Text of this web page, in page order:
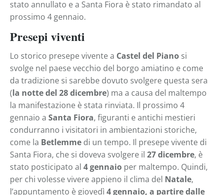
stato annullato e a Santa Fiora è stato rimandato al
prossimo 4 gennaio.
Presepi viventi
Lo storico presepe vivente a Castel del Piano si
svolge nel paese vecchio del borgo amiatino e come
da tradizione si sarebbe dovuto svolgere questa sera
(la notte del 28 dicembre) ma a causa del maltempo
la manifestazione è stata rinviata. Il prossimo 4
gennaio a Santa Fiora, figuranti e antichi mestieri
condurranno i visitatori in ambientazioni storiche,
come la Betlemme di un tempo. Il presepe vivente di
Santa Fiora, che si doveva svolgere il 27 dicembre, è
stato posticipato al 4 gennaio per maltempo. Quindi,
per chi volesse vivere appieno il clima del Natale,
l’appuntamento è giovedì 4 gennaio, a partire dalle